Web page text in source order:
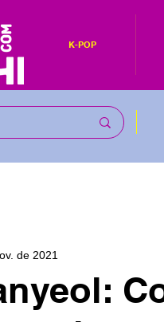
K-POP
de 2021